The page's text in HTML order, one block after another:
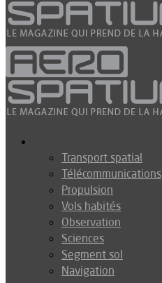
Transport spatial
Télécommunications
Propulsion
Vols habités
Observation
Sciences
Segment sol
Navigation